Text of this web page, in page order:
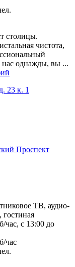
столицы.
чистота,
нас однажды, вы ...
23 к. 1
ТВ, аудио-
гостиная
час, с 13:00 до
час